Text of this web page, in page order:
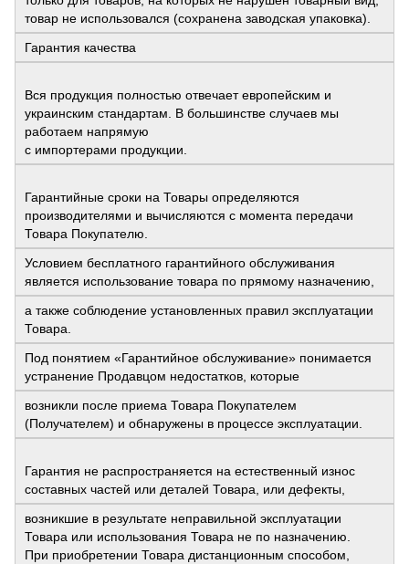
товар не использовался (сохранена заводская упаковка).
Гарантия качества
Вся продукция полностью отвечает европейским и
украинским стандартам. В большинстве случаев мы
работаем напрямую
с импортерами продукции.
Гарантийные сроки на Товары определяются
производителями и вычисляются с момента передачи
Товара Покупателю.
Условием бесплатного гарантийного обслуживания
является использование товара по прямому назначению,
а также соблюдение установленных правил эксплуатации
Товара.
Под понятием «Гарантийное обслуживание» понимается
устранение Продавцом недостатков, которые
возникли после приема Товара Покупателем
(Получателем) и обнаружены в процессе эксплуатации.
Гарантия не распространяется на естественный износ
составных частей или деталей Товара, или дефекты,
возникшие в результате неправильной эксплуатации
Товара или использования Товара не по назначению.
При приобретении Товара дистанционным способом,